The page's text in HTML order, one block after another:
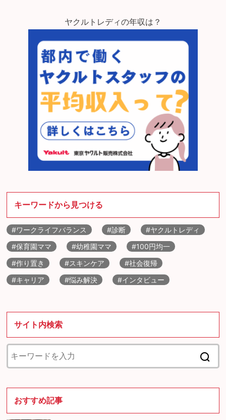
ヤクルトレディの年収は？
キーワードから見つける
#ワークライフバランス #診断
#ヤクルトレディ
#保育園ママ
#幼稚園ママ
#100円均一
#作り置き
#スキンケア
#社会復帰
#キャリア
#悩み解決 #インタビュー
サイト内検索
おすすめ記事